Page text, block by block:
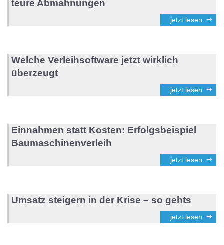
teure Abmahnungen
jetzt lesen
Welche Verleihsoftware jetzt wirklich
überzeugt
jetzt lesen
Einnahmen statt Kosten: Erfolgsbeispiel
Baumaschinenverleih
jetzt lesen
Umsatz steigern in der Krise – so gehts
jetzt lesen